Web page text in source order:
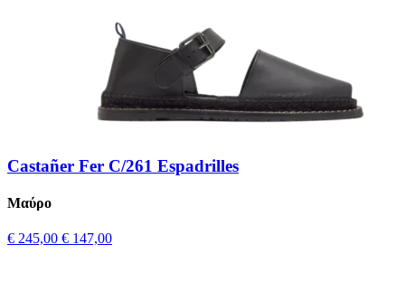
Castañer Fer C/261 Espadrilles
Μαύρο
€ 245,00 € 147,00